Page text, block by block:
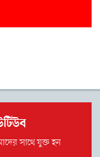
সাথে যুক্ত হন